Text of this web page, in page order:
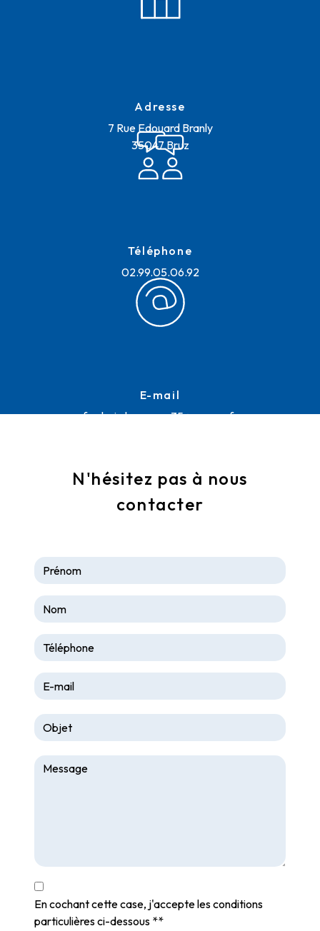
Adresse
7 Rue Edouard Branly
35047 Bruz
Téléphone
02.99.05.06.92
E-mail
frederic.lemoussu35@orange.fr
N'hésitez pas à nous
contacter
En cochant cette case, j'accepte les conditions
particulières ci-dessous **